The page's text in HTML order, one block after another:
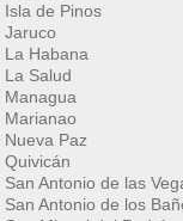
Isla de Pinos
Jaruco
La Habana
La Salud
Managua
Marianao
Nueva Paz
Quivicán
San Antonio de las
San Antonio de los